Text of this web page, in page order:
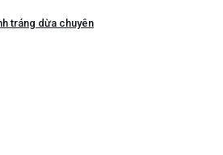
tráng dừa chuyên